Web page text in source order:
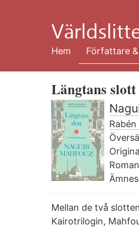
huvudinnehåll
Hem
Författare
Längtans slott
Mellan de två
Kairotrilogin,